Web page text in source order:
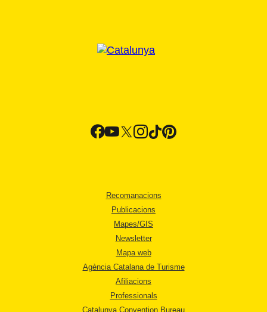
Recomanacions
Publicacions
Mapes/GIS
Newsletter
Mapa web
Agència Catalana de Turisme
Afiliacions
Professionals
Catalunya Convention Bureau